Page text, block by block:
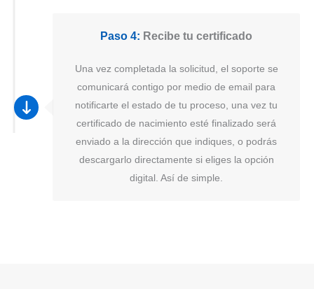
Paso 4: Recibe tu certificado
Una vez completada la solicitud, el soporte se
comunicará contigo por medio de email para
notificarte el estado de tu proceso, una vez tu
certificado de nacimiento esté finalizado será
enviado a la dirección que indiques, o podrás
descargarlo directamente si eliges la opción
digital. Así de simple.